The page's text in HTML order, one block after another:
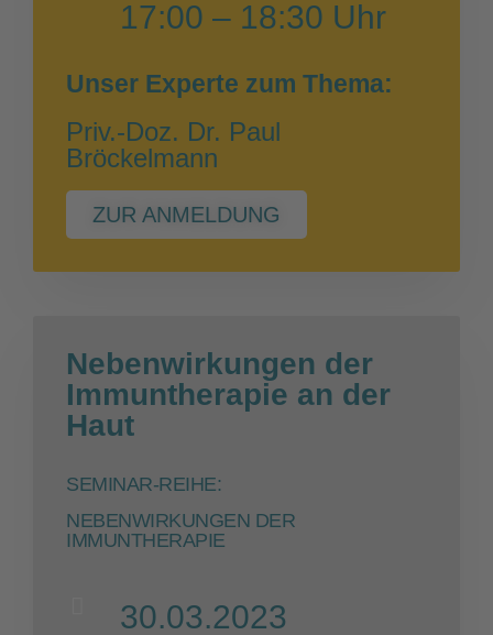
17:00 – 18:30 Uhr
Unser Experte zum Thema:
Priv.-Doz. Dr. Paul
Bröckelmann
ZUR ANMELDUNG
Nebenwirkungen der
Immuntherapie an der
Haut
SEMINAR-REIHE:
NEBENWIRKUNGEN DER
IMMUNTHERAPIE
30.03.2023